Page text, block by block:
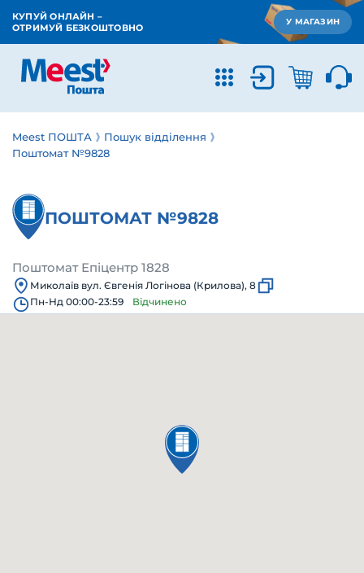
КУПУЙ ОНЛАЙН –
ОТРИМУЙ БЕЗКОШТОВНО
У МАГАЗИН
Meest ПОШТА
Пошук відділення
Поштомат №9828
ПОШТОМАТ №9828
Поштомат Епіцентр 1828
Миколаїв вул. Євгенія Логінова (Крилова), 8
Пн-Нд 00:00-23:59
Відчинено